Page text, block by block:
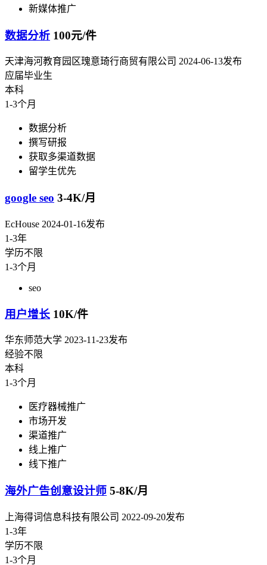
新媒体推广
数据分析 100元/件
天津海河教育园区瑰意琦行商贸有限公司 2024-06-13发布
应届毕业生
本科
1-3个月
数据分析
撰写研报
获取多渠道数据
留学生优先
google seo 3-4K/月
EcHouse 2024-01-16发布
1-3年
学历不限
1-3个月
seo
用户增长 10K/件
华东师范大学 2023-11-23发布
经验不限
本科
1-3个月
医疗器械推广
市场开发
渠道推广
线上推广
线下推广
海外广告创意设计师 5-8K/月
上海得词信息科技有限公司 2022-09-20发布
1-3年
学历不限
1-3个月